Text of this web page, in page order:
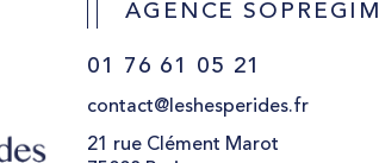
AGENCE SOPREGIM
01 76 61 05 21
contact@leshesperides.fr
21 rue Clément Marot